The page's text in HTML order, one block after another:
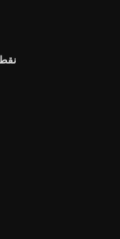
20